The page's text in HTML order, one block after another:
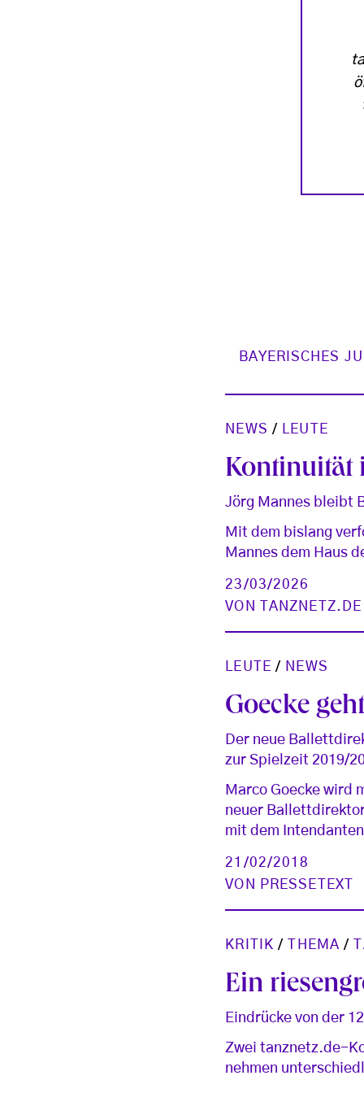
BAYERISCHES
NEWS / LEUTE
Kontinuität
Jörg Mannes bleibt
Mit dem bislang
Mannes dem Haus
23/03/2026
VON
LEUTE / NEWS
Goecke
Der neue
zur Spielzeit 2019/
Marco Goecke wird
neuer
mit dem
21/02/2018
VON
PRESSETEXT
KRITIK / THEMA /
Ein
Eindrücke von der
Zwei tanznetz.de-
nehmen